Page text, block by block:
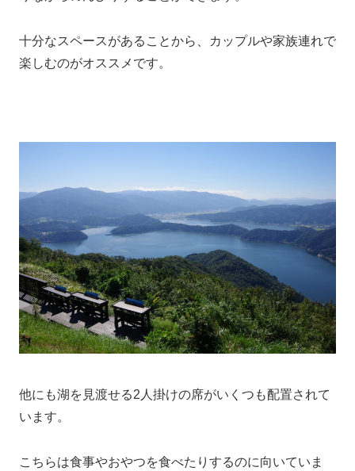
十分なスペースがあることから、カップルや家族連れで
楽しむのがオススメです。
他にも湖を見渡せる2人掛けの席がいくつも配置されて
います。
こちらは食事やおやつを食べたりするのに向いていま